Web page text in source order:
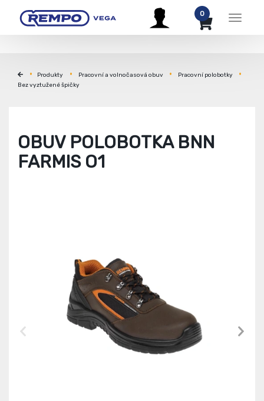
Menu
0
Produkty Pracovní a volnočasová obuv
Pracovní polobotky
Bez vyztužené špičky
OBUV POLOBOTKA BNN
FARMIS O1